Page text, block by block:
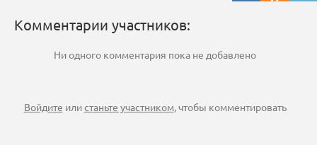
Комментарии участников:
Ни одного комментария пока не добавлено
Войдите илистаньте участником, чтобы комментировать